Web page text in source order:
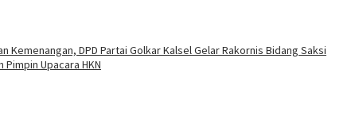
Kemenangan, DPD Partai Golkar Kalsel Gelar Rakornis Bidang Saksi
Upacara HKN